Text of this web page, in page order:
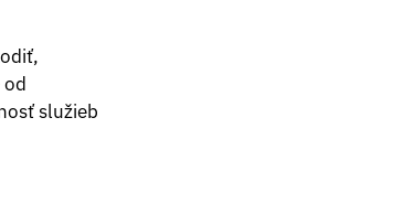
služieb